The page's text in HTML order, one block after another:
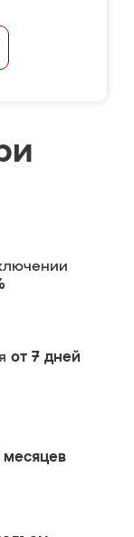
от 7 дней
месяцев